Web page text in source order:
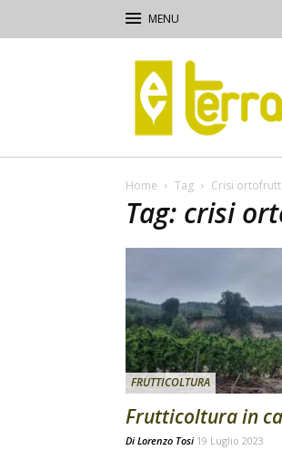
Terra
e
Vita
Home Tag Crisi
Tag: crisi
FRUTTICOLTURA
Frutticoltura in
Di Lorenzo Tosi 19 Luglio 2023